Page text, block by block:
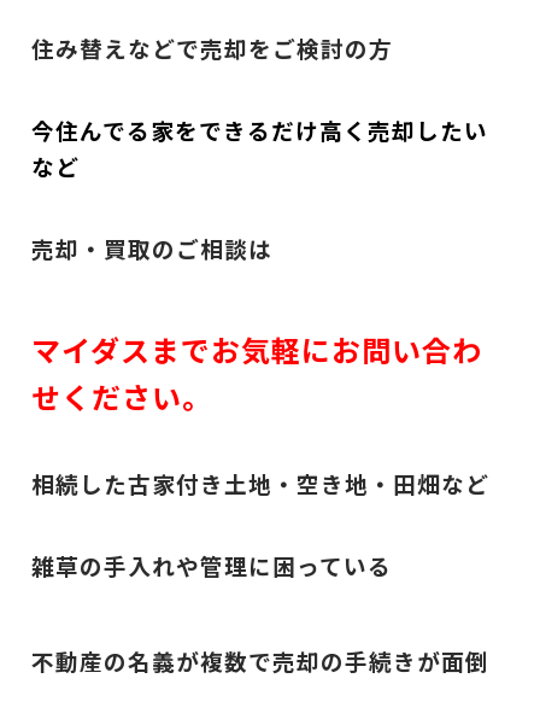
住み替えなどで売却をご検討の方
今住んでる家をできるだけ高く売却したい
など
売却・買取のご相談は
マイダスまでお気軽にお問い合わ
せください。
相続した古家付き土地・空き地・田畑など
雑草の手入れや管理に困っている
不動産の名義が複数で売却の手続きが面倒